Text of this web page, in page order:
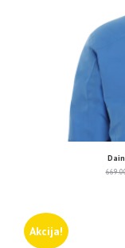
Akcija!